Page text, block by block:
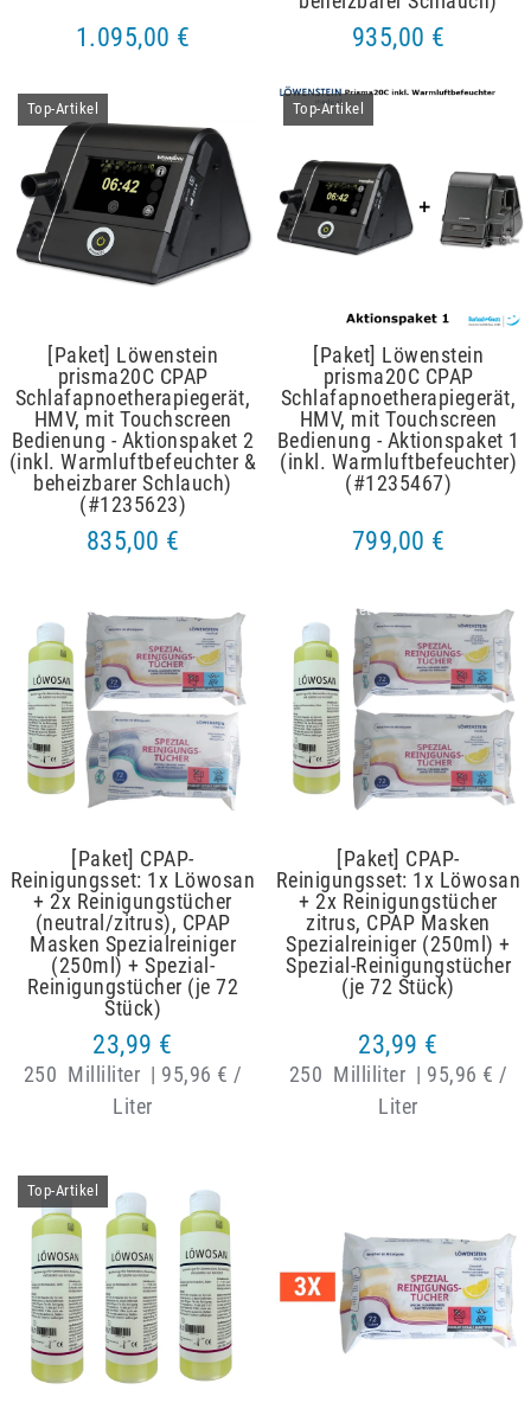
1.095,00 € 935,00 €
Top-Artikel
[Paket] Löwenstein
prisma20C CPAP
Schlafapnoetherapiegerät,
HMV, mit Touchscreen
Bedienung - Aktionspaket 2
(inkl. Warmluftbefeuchter &
beheizbarer Schlauch)
(#1235623)
835,00 €
Top-Artikel
[Paket] Löwenstein
prisma20C CPAP
Schlafapnoetherapiegerät,
HMV, mit Touchscreen
Bedienung - Aktionspaket 1
(inkl. Warmluftbefeuchter)
(#1235467)
799,00 €
Artikelpaket
[Paket] CPAP-
Reinigungsset: 1x Löwosan
+ 2x Reinigungstücher
(neutral/zitrus), CPAP
Masken Spezialreiniger
(250ml) + Spezial-
Reinigungstücher (je 72
Stück)
23,99 €
250 Milliliter | 95,96 € /
Liter
Artikelpaket
[Paket] CPAP-
Reinigungsset: 1x Löwosan
+ 2x Reinigungstücher
zitrus, CPAP Masken
Spezialreiniger (250ml) +
Spezial-Reinigungstücher
(je 72 Stück)
23,99 €
250 Milliliter | 95,96 € /
Liter
Top-Artikel